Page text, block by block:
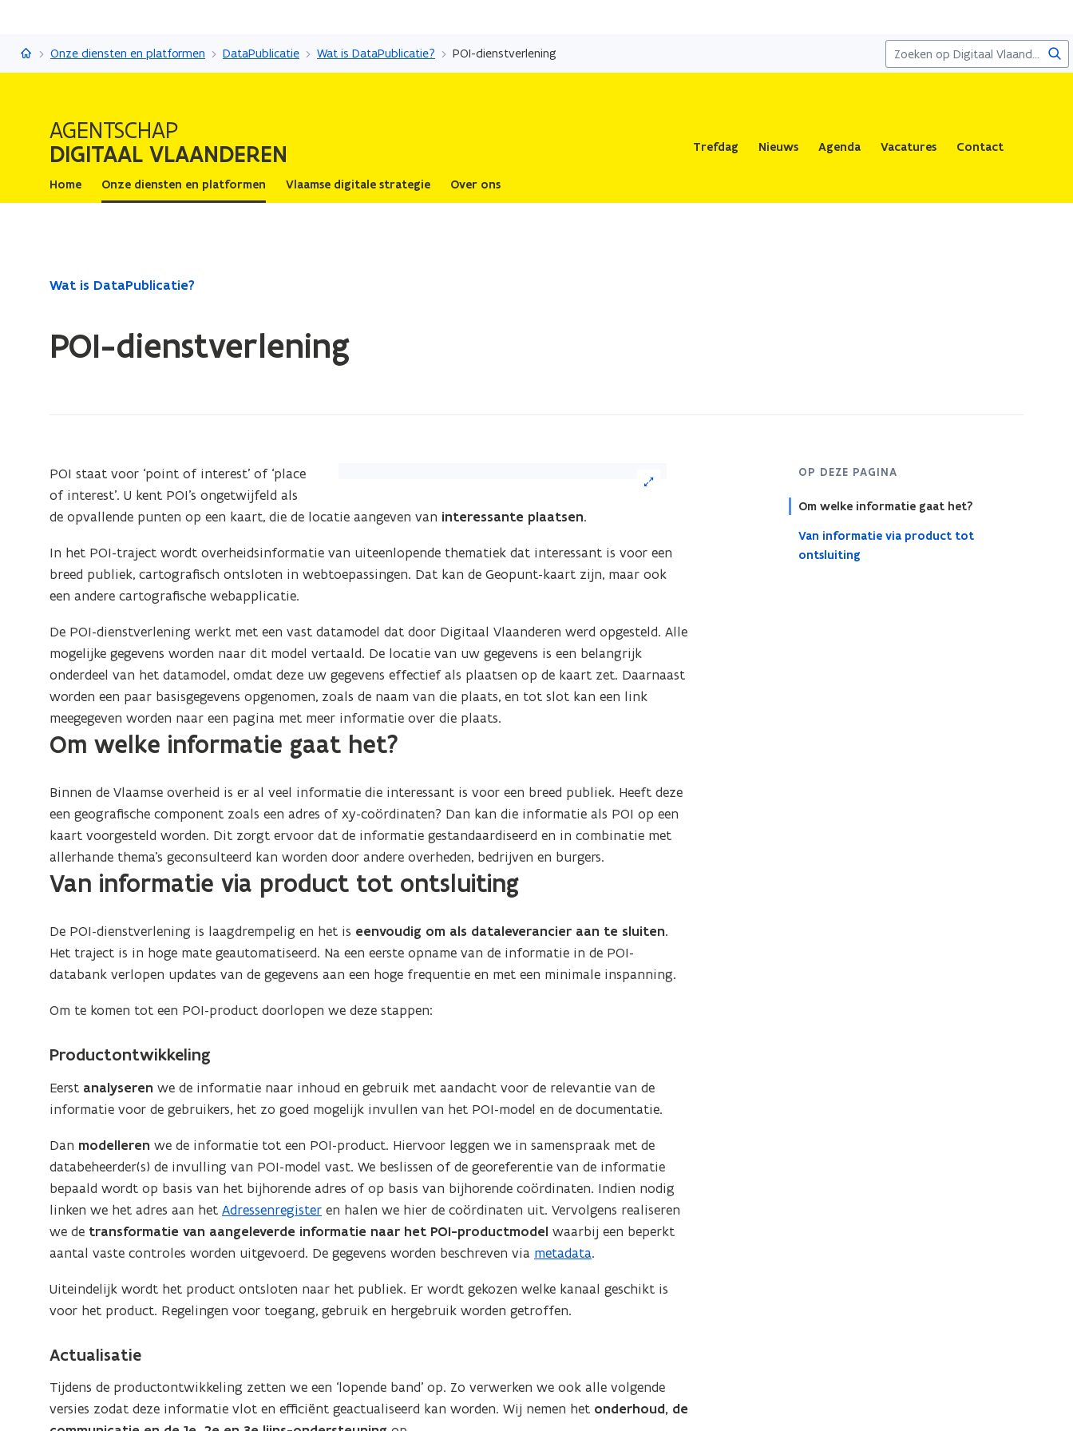
en
naar
Digitaal Vlaanderen
Onze diensten en platformen DataPublicatie Wat is DataPublicatie? POI-dienstverlening
AGENTSCHAP
DIGITAAL VLAANDEREN Trefdag Nieuws Agenda Vacatures Contact
Home Onze diensten en platformen Vlaamse digitale strategie Over ons
Gedaan
Wat is DataPublicatie?
POI-dienstverlening
OP DEZE PAGINA
Om welke informatie gaat het?
Van informatie via product tot
ontsluiting
de
voor
een
weergave)
POI staat voor ‘point of interest’ of ‘place
of interest’. U kent POI’s ongetwijfeld als
de opvallende punten op een kaart, die de locatie aangeven van interessante plaatsen.
In het POI-traject wordt overheidsinformatie van uiteenlopende thematiek dat interessant is voor een
breed publiek, cartografisch ontsloten in webtoepassingen. Dat kan de Geopunt-kaart zijn, maar ook
een andere cartografische webapplicatie.
De POI-dienstverlening werkt met een vast datamodel dat door Digitaal Vlaanderen werd opgesteld. Alle
mogelijke gegevens worden naar dit model vertaald. De locatie van uw gegevens is een belangrijk
onderdeel van het datamodel, omdat deze uw gegevens effectief als plaatsen op de kaart zet. Daarnaast
worden een paar basisgegevens opgenomen, zoals de naam van die plaats, en tot slot kan een link
meegegeven worden naar een pagina met meer informatie over die plaats.
Om welke informatie gaat het?
Binnen de Vlaamse overheid is er al veel informatie die interessant is voor een breed publiek. Heeft deze
een geografische component zoals een adres of xy-coördinaten? Dan kan die informatie als POI op een
kaart voorgesteld worden. Dit zorgt ervoor dat de informatie gestandaardiseerd en in combinatie met
allerhande thema’s geconsulteerd kan worden door andere overheden, bedrijven en burgers.
Van informatie via product tot ontsluiting
De POI-dienstverlening is laagdrempelig en het is eenvoudig om als dataleverancier aan te sluiten.
Het traject is in hoge mate geautomatiseerd. Na een eerste opname van de informatie in de POI-
databank verlopen updates van de gegevens aan een hoge frequentie en met een minimale inspanning.
Om te komen tot een POI-product doorlopen we deze stappen:
Productontwikkeling
Eerst analyserenwe de informatie naar inhoud en gebruik met aandacht voor de relevantie van de
informatie voor de gebruikers, het zo goed mogelijk invullen van het POI-model en de documentatie.
Dan modellerenwe de informatie tot een POI-product. Hiervoor leggen we in samenspraak met de
databeheerder(s) de invulling van POI-model vast. We beslissen of de georeferentie van de informatie
bepaald wordt op basis van het bijhorende adres of op basis van bijhorende coördinaten. Indien nodig
linken we het adres aan hetAdressenregister en halen we hier de coördinaten uit. Vervolgens realiseren
we de transformatie van aangeleverde informatie naar het POI-productmodel waarbij een beperkt
aantal vaste controles worden uitgevoerd. De gegevens worden beschreven via metadata.
Uiteindelijk wordt het product ontsloten naar het publiek. Er wordt gekozen welke kanaal geschikt is
voor het product. Regelingen voor toegang, gebruik en hergebruik worden getroffen.
Actualisatie
Tijdens de productontwikkeling zetten we een ‘lopende band’ op. Zo verwerken we ook alle volgende
versies zodat deze informatie vlot en efficiënt geactualiseerd kan worden. Wij nemen het onderhoud, de